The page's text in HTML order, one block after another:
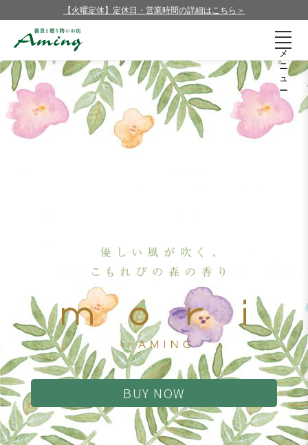
【火曜定休】定休日・営業時間の詳細はこちら＞
メ
ニ
ュ
ー
BUY NOW